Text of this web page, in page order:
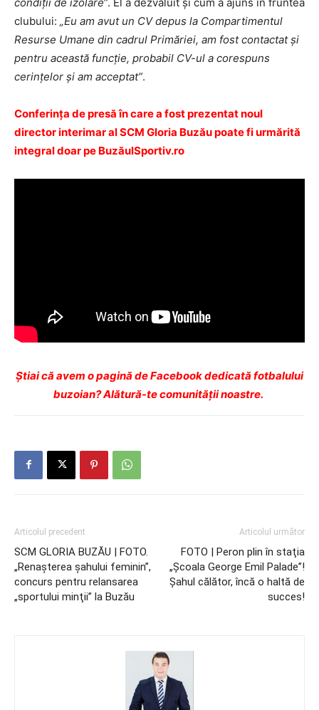
clubului: „Eu am avut un CV depus la Compartimentul
Resurse Umane din cadrul Primăriei, am fost contactat şi
pentru această funcţie, probabil CV-ul a corespuns
cerinţelor şi am acceptat”.
Conferinţa de presă în care a fost prezentat noul
director interimar al SCM Gloria Buzău poate fi urmărită
integral doar pe BuzăulSportiv.ro
Ştiai că avem o pagină de Facebook dedicată fotbalului
buzoian? Alătură-te comunității noastre.
Articolul precedent
SCM GLORIA BUZĂU | FOTO.
„Renaşterea şahului feminin”,
concurs pentru relansarea
„sportului minţii” la Buzău
Articolul următor
FOTO | Peron plin în staţia
„Şcoala George Emil Palade”!
Şahul călător, încă o haltă de
succes!